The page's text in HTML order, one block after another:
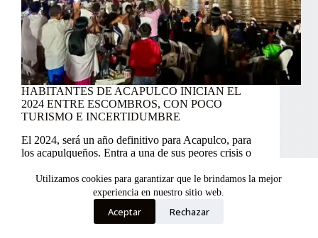
Utilizamos cookies para garantizar que le brindamos la mejor
experiencia en nuestro sitio web.
Aceptar Rechazar
HABITANTES DE ACAPULCO INICIAN EL
2024 ENTRE ESCOMBROS, CON POCO
TURISMO E INCERTIDUMBRE
El 2024, será un año definitivo para Acapulco, para
los acapulqueños. Entra a una de sus peores crisis o